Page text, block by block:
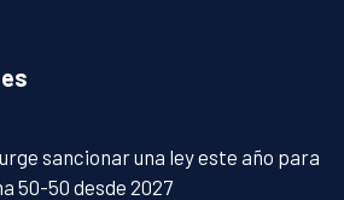
sancionar una ley este año para
50-50 desde 2027